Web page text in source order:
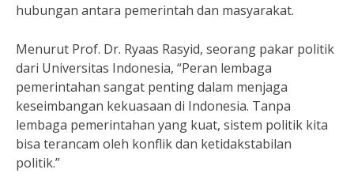
hubungan antara pemerintah dan masyarakat.
Menurut Prof. Dr. Ryaas Rasyid, seorang pakar politik
dari Universitas Indonesia, “Peran lembaga
pemerintahan sangat penting dalam menjaga
keseimbangan kekuasaan di Indonesia. Tanpa
lembaga pemerintahan yang kuat, sistem politik kita
bisa terancam oleh konflik dan ketidakstabilan
politik.”